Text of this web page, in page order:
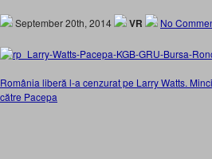
September 20th, 2014 VR No
România liberă l-a cenzurat pe Larry Watts.
către Pacepa